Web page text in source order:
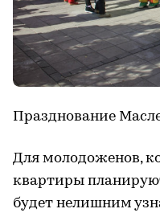
Празднование
Для молодоженов,
квартиры
будет нелишним